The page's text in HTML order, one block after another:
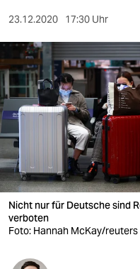
sport
berlin
nord
wahrheit
verlag
verlag
veranstaltungen
shop
fragen & hilfe
23.12.2020 17:30 Uhr
Nicht nur für Deutsche sind
verboten
Foto: Hannah McKay/reuters